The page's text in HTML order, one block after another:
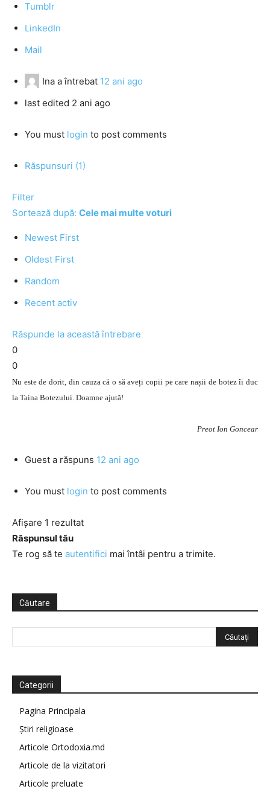
Tumblr
LinkedIn
Mail
Ina a întrebat 12 ani ago
last edited 2 ani ago
You must login to post comments
Răspunsuri (1)
Filter
Sortează după: Cele mai multe voturi
Newest First
Oldest First
Random
Recent activ
Răspunde la această întrebare
0
0
Nu este de dorit, din cauza că o să aveți copii pe care nașii de botez îi duc
la Taina Botezului. Doamne ajută!
Preot Ion Goncear
Guest a răspuns 12 ani ago
You must login to post comments
Afișare 1 rezultat
Răspunsul tău
Te rog să te autentifici mai întâi pentru a trimite.
Căutare
Categorii
Pagina Principala
Știri religioase
Articole Ortodoxia.md
Articole de la vizitatori
Articole preluate